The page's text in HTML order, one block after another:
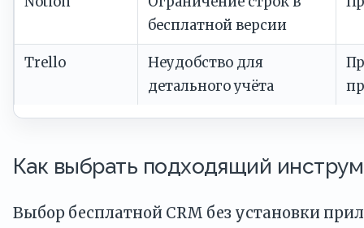
бесплатной версии
Trello
Неудобство для
детального учёта
Как выбрать подходящий
Выбор бесплатной CRM без установки